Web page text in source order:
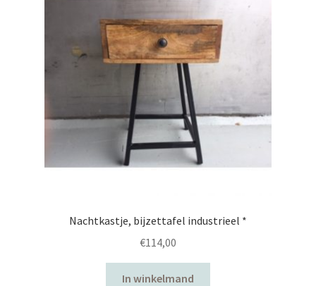
Nachtkastje, bijzettafel industrieel *
€114,00
In winkelmand